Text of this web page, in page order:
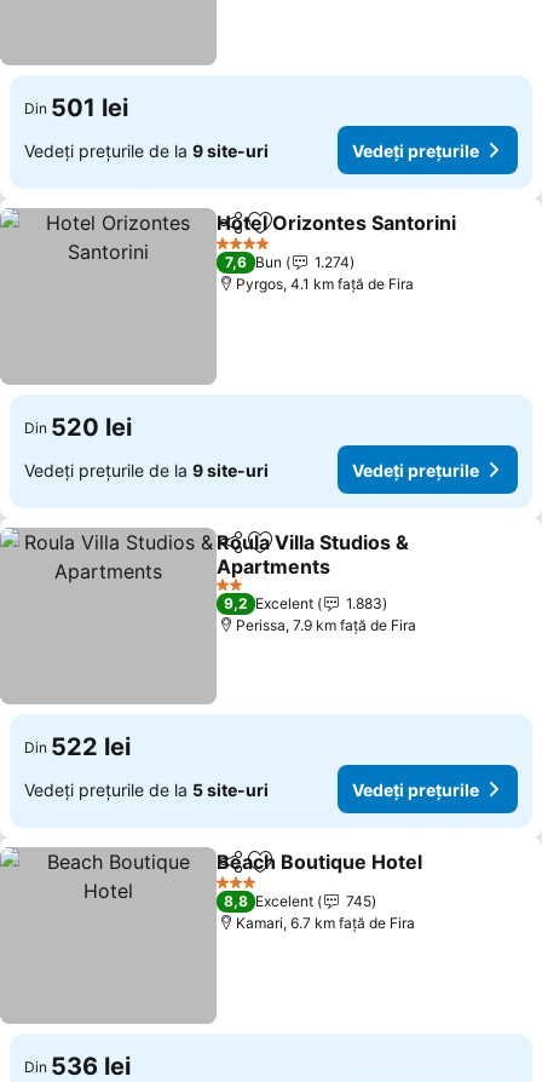
Din 501 lei
Vedeți prețurile de la 9 site-uri Vedeți prețurile
DistribuițiAdăugaţi la favorite
Hotel Orizontes Santorini
4 Stele
7,6 Bun
1.274
Pyrgos, 4.1 km faţă de Fira
Din 520 lei
Vedeți prețurile de la 9 site-uri Vedeți prețurile
DistribuițiAdăugaţi la favorite
Roula Villa Studios &
Apartments
2 Stele
9,2 Excelent
1.883
Perissa, 7.9 km faţă de Fira
Din 522 lei
Vedeți prețurile de la 5 site-uri Vedeți prețurile
DistribuițiAdăugaţi la favorite
Beach Boutique Hotel
3 Stele
8,8 Excelent
745
Kamari, 6.7 km faţă de Fira
Din 536 lei